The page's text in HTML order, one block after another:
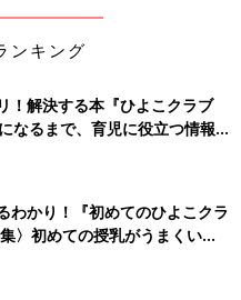
ず」という考え方は、過去の
捨て」「風呂掃除」「夜
が「ゴミ捨て」「風呂掃除」
夫している点では「それぞれ
を始めたら自分も（別の）家
ンキング
！解決する本『ひよこクラブ
るまで、育児に役立つ情報が
わかり！『初めてのひよこクラ
〉初めての授乳がうまくい
の基本と夏のトラブル 解決テ